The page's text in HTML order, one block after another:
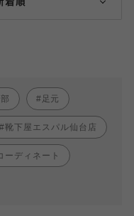
着順
足元
靴下屋エスパル仙台店
ーディネート